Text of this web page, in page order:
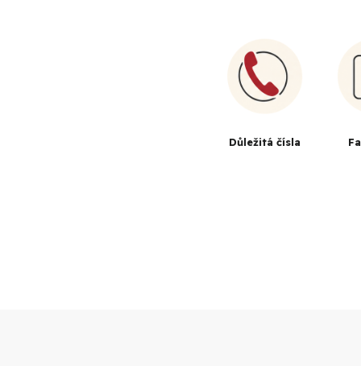
Důležitá čísla